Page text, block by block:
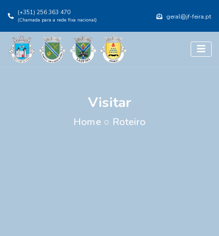
(+351) 256 363 470
(Chamada para a rede fixa nacional) geral@jf-feira.pt
Visitar
Home ○ Roteiro